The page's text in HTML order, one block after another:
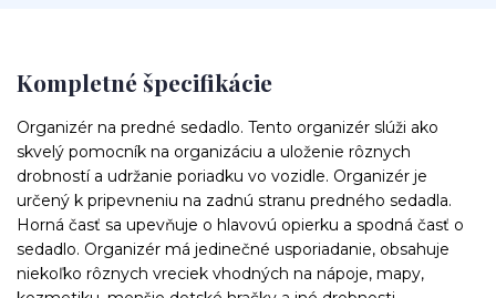
Kompletné špecifikácie
Organizér na predné sedadlo. Tento organizér slúži ako
skvelý pomocník na organizáciu a uloženie rôznych
drobností a udržanie poriadku vo vozidle. Organizér je
určený k pripevneniu na zadnú stranu predného sedadla.
Horná časť sa upevňuje o hlavovú opierku a spodná časť o
sedadlo. Organizér má jedinečné usporiadanie, obsahuje
niekoľko rôznych vreciek vhodných na nápoje, mapy,